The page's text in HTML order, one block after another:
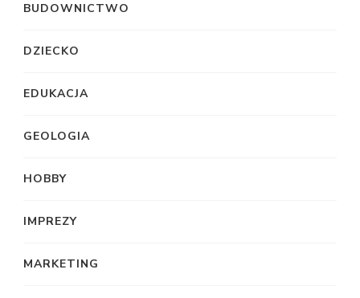
BUDOWNICTWO
DZIECKO
EDUKACJA
GEOLOGIA
HOBBY
IMPREZY
MARKETING